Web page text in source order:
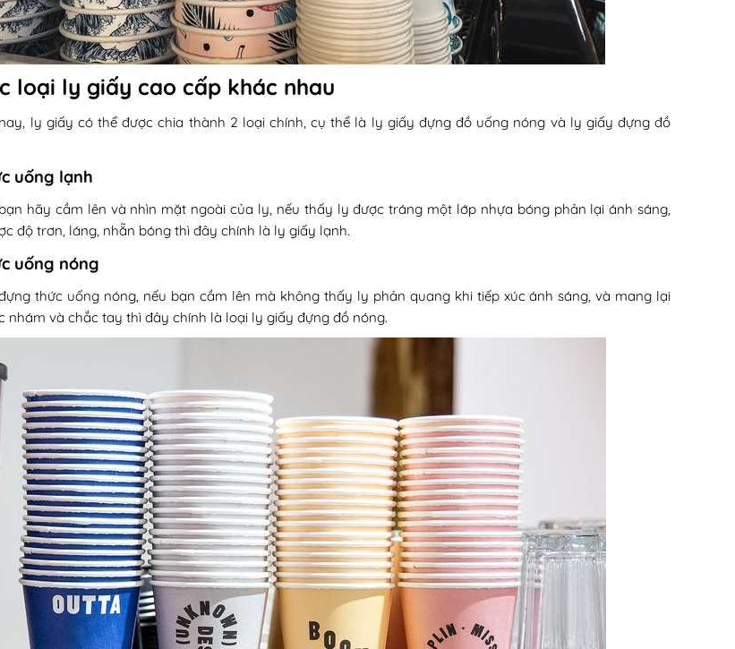
loại ly giấy cao cấp khác nhau
ly giấy có thể được chia thành 2 loại chính, cụ thể là ly giấy đựng đồ uống nóng và ly giấy đựng đồ
uống lạnh
hãy cầm lên và nhìn mặt ngoài của ly, nếu thấy ly được tráng một lớp nhựa bóng phản lại ánh sáng,
độ trơn, láng, nhẵn bóng thì đây chính là ly giấy lạnh.
uống nóng
thức uống nóng, nếu bạn cầm lên mà không thấy ly phản quang khi tiếp xúc ánh sáng, và mang lại
nhám và chắc tay thì đây chính là loại ly giấy đựng đồ nóng.